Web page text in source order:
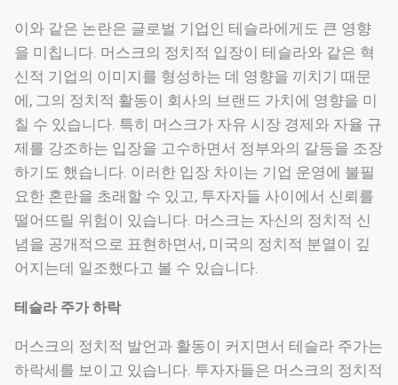
이와 같은 논란은 글로벌 기업인 테슬라에게도 큰 영향
을 미칩니다. 머스크의 정치적 입장이 테슬라와 같은 혁
신적 기업의 이미지를 형성하는 데 영향을 끼치기 때문
에, 그의 정치적 활동이 회사의 브랜드 가치에 영향을 미
칠 수 있습니다. 특히 머스크가 자유 시장 경제와 자율 규
제를 강조하는 입장을 고수하면서 정부와의 갈등을 조장
하기도 했습니다. 이러한 입장 차이는 기업 운영에 불필
요한 혼란을 초래할 수 있고, 투자자들 사이에서 신뢰를
떨어뜨릴 위험이 있습니다. 머스크는 자신의 정치적 신
념을 공개적으로 표현하면서, 미국의 정치적 분열이 깊
어지는데 일조했다고 볼 수 있습니다.
테슬라 주가 하락
머스크의 정치적 발언과 활동이 커지면서 테슬라 주가는
하락세를 보이고 있습니다. 투자자들은 머스크의 정치적